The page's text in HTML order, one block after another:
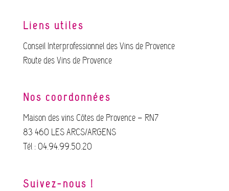
Liens utiles
Conseil Interprofessionnel des Vins de Provence
Route des Vins de Provence
Nos coordonnées
Maison des vins Côtes de Provence – RN7
83 460 LES ARCS/ARGENS
Tél : 04.94.99.50.20
Suivez-nous !